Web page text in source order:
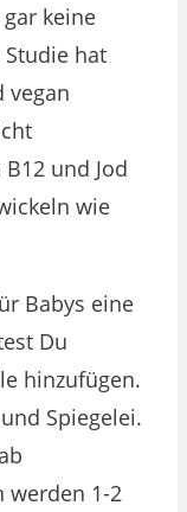
keine
Studie hat
vegan
und Jod
wie
Babys eine
Du
hinzufügen.
Spiegelei.
werden 1-2